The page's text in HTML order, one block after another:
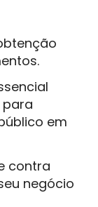
em
contra
negócio